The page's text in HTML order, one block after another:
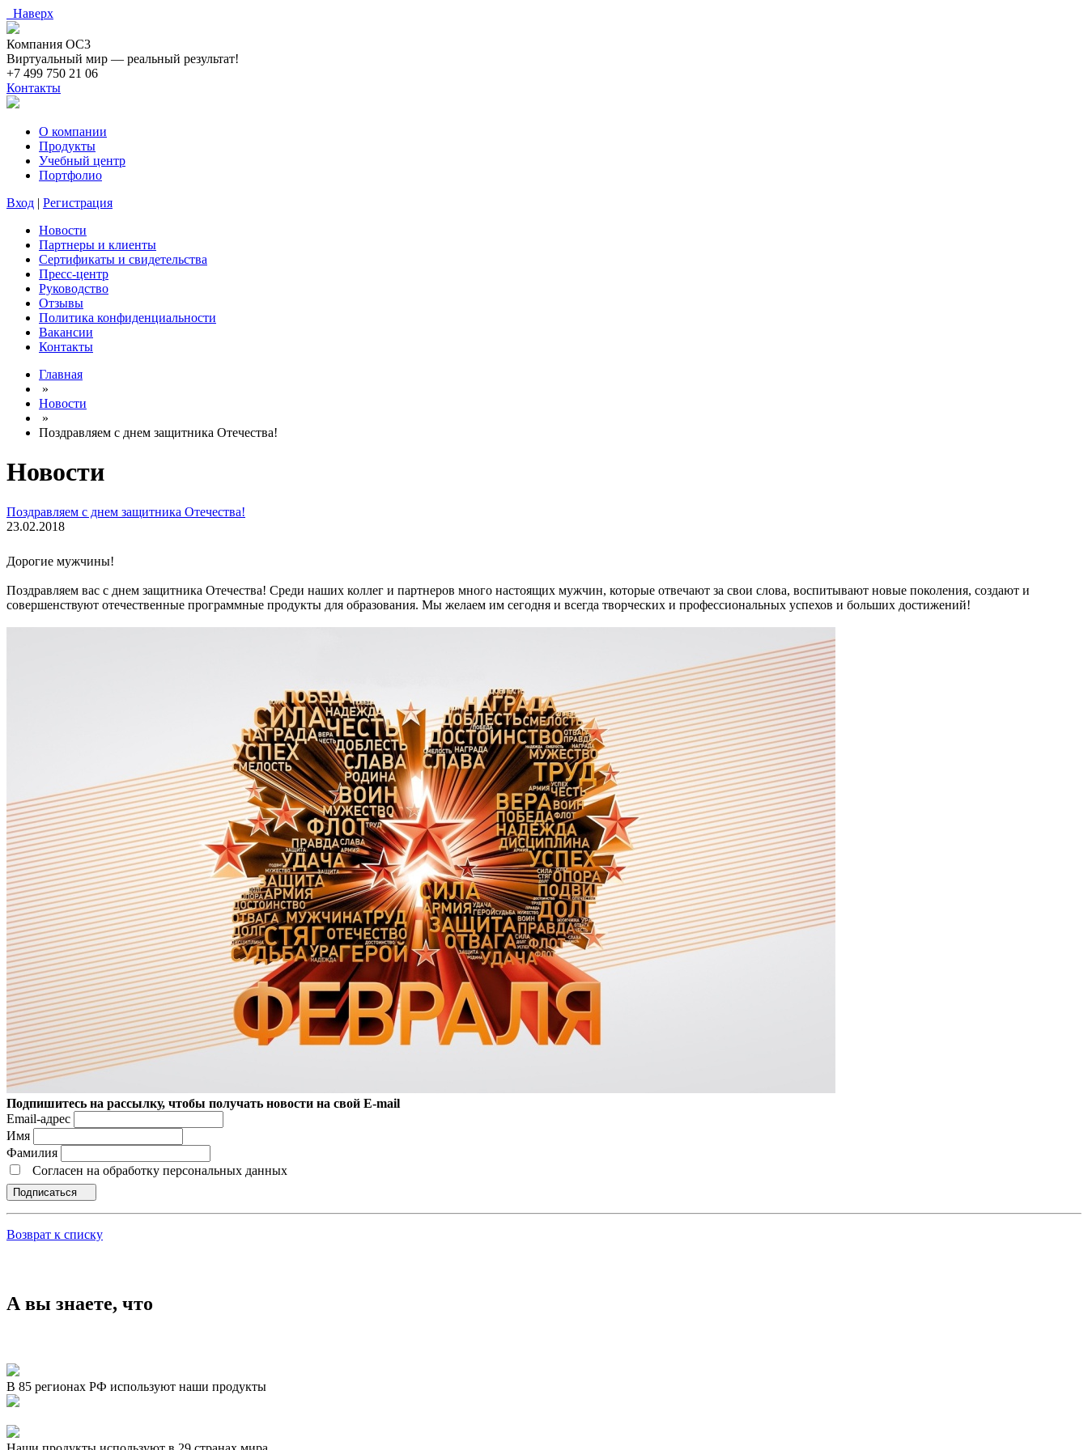
Наверх
Компания ОС3
Виртуальный мир — реальный результат!
+7 499 750 21 06
Контакты
О компании
Продукты
Учебный центр
Портфолио
Вход | Регистрация
Новости
Партнеры и клиенты
Сертификаты и свидетельства
Пресс-центр
Руководство
Отзывы
Политика конфиденциальности
Вакансии
Контакты
Главная
»
Новости
»
Поздравляем с днем защитника Отечества!
Новости
Поздравляем с днем защитника Отечества!
23.02.2018
Дорогие мужчины!
Поздравляем вас с днем защитника Отечества! Среди наших коллег и партнеров много настоящих мужчин, которые отвечают за свои слова, воспитывают новые поколения, создают и
совершенствуют отечественные программные продукты для образования. Мы желаем им сегодня и всегда творческих и профессиональных успехов и больших достижений!
Подпишитесь на рассылку, чтобы получать новости на свой E-mail
Email-адрес
Имя
Фамилия
Согласен на обработку персональных данных
Подписаться
Возврат к списку
А вы знаете, что
В 85 регионах РФ используют наши продукты